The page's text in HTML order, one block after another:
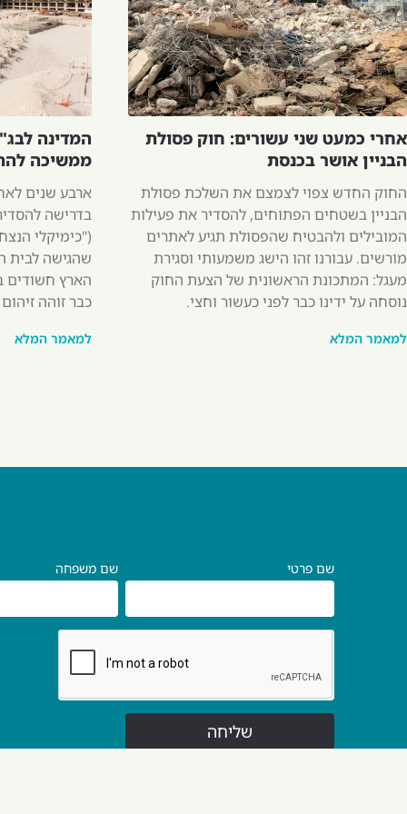
אחרי כמעט שני עשורים: חוק פסולת
הבניין אושר בכנסת
החוק החדש צפוי לצמצם את השלכת פסולת
הבניין בשטחים הפתוחים, להסדיר את פעילות
המובילים ולהבטיח שהפסולת תגיע לאתרים
מורשים. עבורנו זהו הישג משמעותי וסגירת
מעגל: המתכונת הראשונית של הצעת החוק
נוסחה על ידינו כבר לפני כעשור וחצי.
למאמר המלא
ממשיכה
ארבע שנים
("כימיקלי
כבר זוהה
למאמר המלא
שם פרטי שם משפחה
שליחה